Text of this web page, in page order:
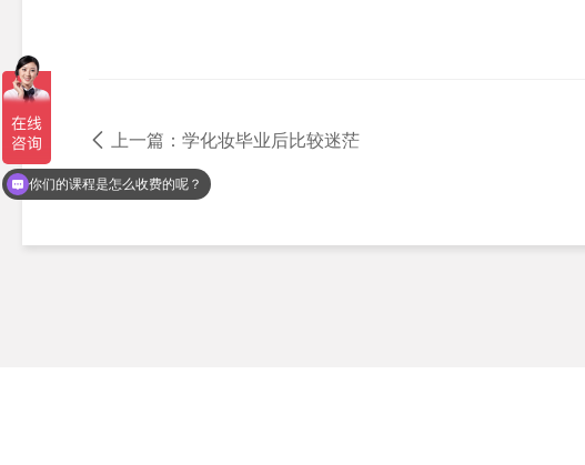
上一篇：学化妆毕业后比较迷茫
现在有优惠活动么？